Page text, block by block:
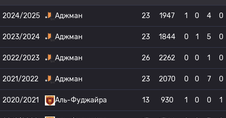
2024/2025 Аджман 23 1947 1 0 4 0
2023/2024 Аджман 23 1844 0 1 5 0
2022/2023 Аджман 26 2262 0 0 1 0
2021/2022 Аджман 23 2070 0 0 7 0
2020/2021 Аль-Фуджайра 13 930 1 0 0 1